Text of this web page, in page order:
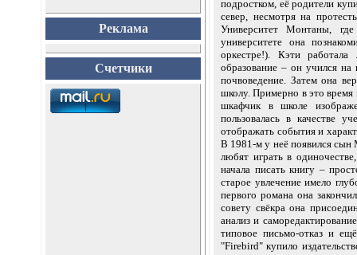
Реклама
Счетчики
подростком, её родители
север, несмотря на
Университет Монтаны,
университете она
оркестре!). Кэти
образование – он учился на
почвоведение. Затем она
школу. Примерно в это
шкафчик в школе
пользовалась в качестве
отображать события и
В 1981-м у неё появился
любят играть в
начала писать книгу –
старое увлечение имело
первого романа она
совету свёкра она
анализ и
типовое письмо-отказ и
"Firebird" купило